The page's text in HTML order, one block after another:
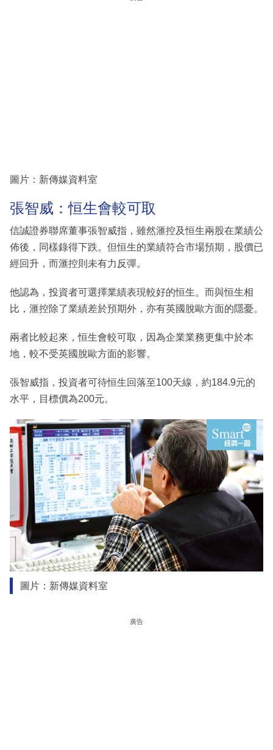
圖片：新傳媒資料室
張智威：恒生會較可取
信誠證券聯席董事張智威指，雖然滙控及恒生兩股在業績公
佈後，同樣錄得下跌。但恒生的業績符合市場預期，股價已
經回升，而滙控則未有力反彈。
他認為，投資者可選擇業績表現較好的恒生。而與恒生相
比，滙控除了業績差於預期外，亦有英國脫歐方面的隱憂。
兩者比較起來，恒生會較可取，因為企業業務更集中於本
地，較不受英國脫歐方面的影響。
張智威指，投資者可待恒生回落至100天線，約184.9元的
水平，目標價為200元。
圖片：新傳媒資料室
廣告